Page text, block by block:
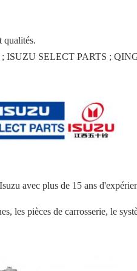
qualités.
SELECT PARTS ;
avec plus de 15 ans
les pièces de carrosserie, le